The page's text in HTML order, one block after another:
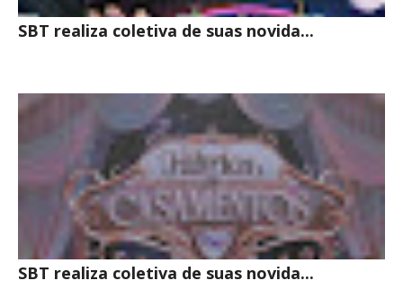
SBT realiza coletiva de suas novida...
SBT realiza coletiva de suas novida...